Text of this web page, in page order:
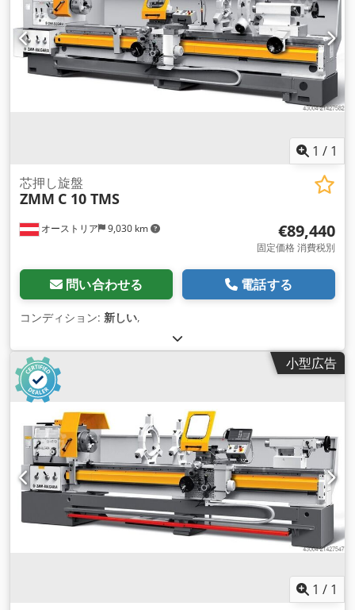
1 / 1
オーストリア 9,030 km
芯押し旋盤
ZMM C 10 TMS
€89,440
固定価格 消費税別
問い合わせる 電話する
コンディション: 新しい,
小型広告
1 / 1